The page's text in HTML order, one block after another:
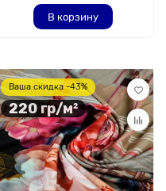
В корзину
Ваша скидка -43%
220 гр/м²